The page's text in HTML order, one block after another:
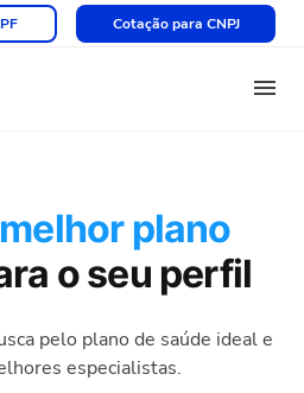
Cotação para CNPJ
melhor plano
o seu perfil
pelo plano de saúde ideal e
especialistas.